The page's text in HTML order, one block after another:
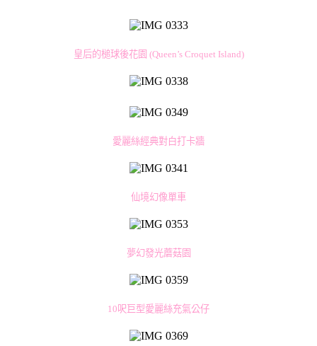
皇后的槌球後花園 (Queen’s Croquet Island)
愛麗絲經典對白打卡牆
仙境幻像單車
夢幻發光蘑菇園
10呎巨型愛麗絲充氣公仔